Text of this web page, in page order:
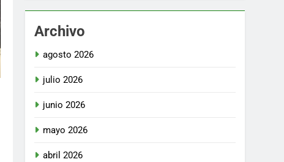
Archivo
agosto 2026
julio 2026
junio 2026
mayo 2026
abril 2026